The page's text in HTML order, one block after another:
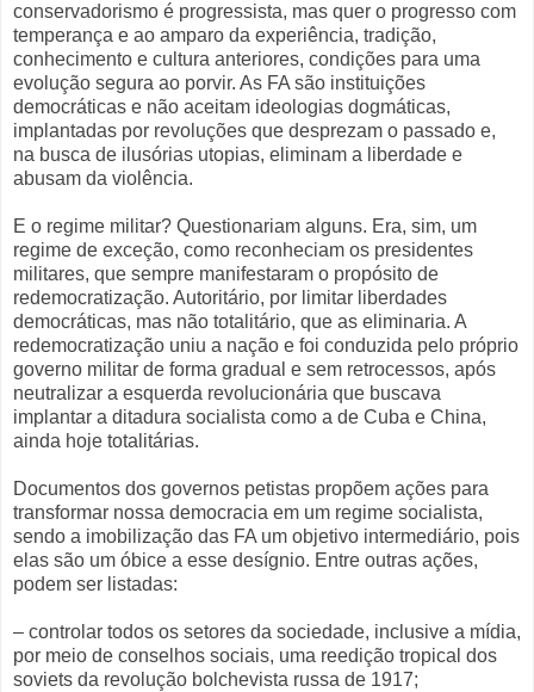
conservadorismo é progressista, mas quer o progresso com
temperança e ao amparo da experiência, tradição,
conhecimento e cultura anteriores, condições para uma
evolução segura ao porvir. As FA são instituições
democráticas e não aceitam ideologias dogmáticas,
implantadas por revoluções que desprezam o passado e,
na busca de ilusórias utopias, eliminam a liberdade e
abusam da violência.
E o regime militar? Questionariam alguns. Era, sim, um
regime de exceção, como reconheciam os presidentes
militares, que sempre manifestaram o propósito de
redemocratização. Autoritário, por limitar liberdades
democráticas, mas não totalitário, que as eliminaria. A
redemocratização uniu a nação e foi conduzida pelo próprio
governo militar de forma gradual e sem retrocessos, após
neutralizar a esquerda revolucionária que buscava
implantar a ditadura socialista como a de Cuba e China,
ainda hoje totalitárias.
Documentos dos governos petistas propõem ações para
transformar nossa democracia em um regime socialista,
sendo a imobilização das FA um objetivo intermediário, pois
elas são um óbice a esse desígnio. Entre outras ações,
podem ser listadas:
– controlar todos os setores da sociedade, inclusive a mídia,
por meio de conselhos sociais, uma reedição tropical dos
soviets da revolução bolchevista russa de 1917;